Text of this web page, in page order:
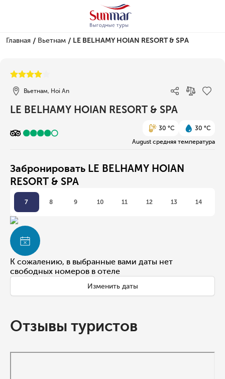
Главная / Вьетнам / LE BELHAMY HOIAN RESORT & SPA
Вьетнам, Hoi An
LE BELHAMY HOIAN RESORT & SPA
30 °C
30 °C
August средняя температура
Забронировать LE BELHAMY HOIAN
RESORT & SPA
7 8 9 10 11 12 13 14
К сожалению, в выбранные вами даты нет
свободных номеров в отеле
Изменить даты
Отзывы туристов